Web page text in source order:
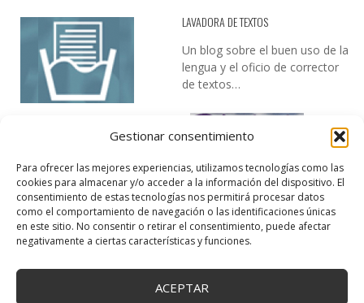
Gestionar consentimiento
Para ofrecer las mejores experiencias, utilizamos tecnologías como las
cookies para almacenar y/o acceder a la información del dispositivo. El
consentimiento de estas tecnologías nos permitirá procesar datos
como el comportamiento de navegación o las identificaciones únicas
en este sitio. No consentir o retirar el consentimiento, puede afectar
negativamente a ciertas características y funciones.
ACEPTAR
LAVADORA DE TEXTOS
Un blog sobre el buen uso de la
lengua y el oficio de corrector
de textos…
DESIREE MARTÍN
…la realidad, es que cada día es más complicado realizar esos